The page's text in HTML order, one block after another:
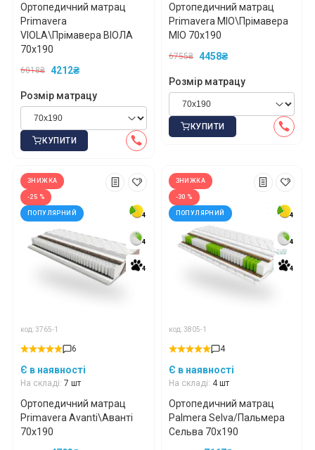
Ортопедичний матрац
Primavera
VIOLA\Прімавера ВІОЛА
70x190
6018₴ 4212₴
Розмір матрацу
КУПИТИ
Ортопедичний матрац
Primavera MIO\Прімавера
МІО 70x190
6755₴ 4458₴
Розмір матрацу
КУПИТИ
4
4
4
ЗНИЖКА
-25 %
ПОПУЛЯРНИЙ
код: 3765-1
6
Є в наявності
На складі: 7 шт
4
4
4
Ортопедичний матрац
Primavera Avanti\Аванті
70x190
4
4
4
ЗНИЖКА
-30 %
ПОПУЛЯРНИЙ
код: 3805-1
4
Є в наявності
На складі: 4 шт
4
4
4
Ортопедичний матрац
Palmera Selva/Пальмера
Сельва 70x190
*
*
*
*
*
*